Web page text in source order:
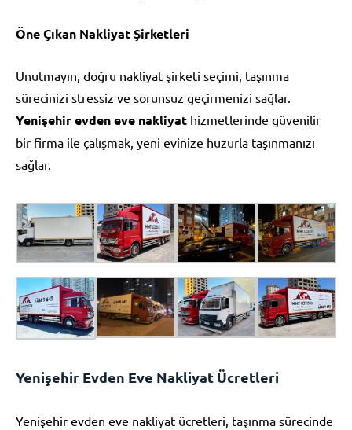
Öne Çıkan Nakliyat Şirketleri
Unutmayın, doğru nakliyat şirketi seçimi, taşınma
sürecinizi stressiz ve sorunsuz geçirmenizi sağlar.
Yenişehir evden eve nakliyat hizmetlerinde güvenilir
bir firma ile çalışmak, yeni evinize huzurla taşınmanızı
sağlar.
Yenişehir Evden Eve Nakliyat Ücretleri
Yenişehir evden eve nakliyat ücretleri, taşınma sürecinde